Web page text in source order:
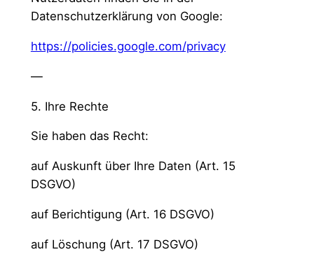
Datenschutzerklärung von Google:
https://policies.google.com/privacy
—
5. Ihre Rechte
Sie haben das Recht:
auf Auskunft über Ihre Daten (Art. 15
DSGVO)
auf Berichtigung (Art. 16 DSGVO)
auf Löschung (Art. 17 DSGVO)